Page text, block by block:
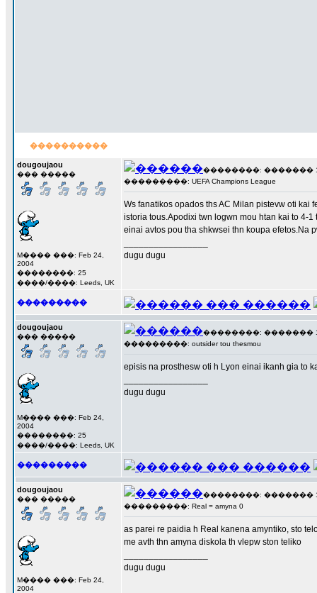
����������
dougoujaou
��� �����
M���� ���: Feb 24,
2004
��������: 25
����/����: Leeds, UK
��������: ������� 17
���������: UEFA Champions League
Ws fanatikos opados ths AC Milan pistevw oti kai
istoria tous.Apodixi twn logwn mou htan kai to 4-
einai avtos pou tha shkwsei thn koupa efetos.Na
dugu dugu
���������
dougoujaou
��� �����
M���� ���: Feb 24,
2004
��������: 25
����/����: Leeds, UK
��������: ������� 17
���������: outsider tou thesmou
episis na prosthesw oti h Lyon einai ikanh gia to
dugu dugu
���������
dougoujaou
��� �����
M���� ���: Feb 24,
2004
��������: ������� 17
���������: Real = amyna 0
as parei re paidia h Real kanena amyntiko, sto
me avth thn amyna diskola th vlepw ston teliko
dugu dugu